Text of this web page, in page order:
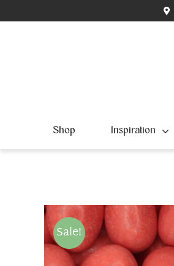
Inhalt
Shop Inspiration
Sale!